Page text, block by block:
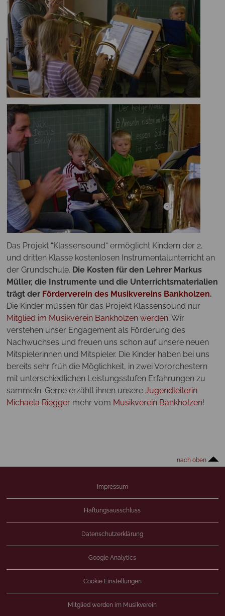
Das Projekt “Klassensound“ ermöglicht Kindern der 2.
und dritten Klasse kostenlosen Instrumentalunterricht an
der Grundschule. Die Kosten für den Lehrer Markus
Müller, die Instrumente und die Unterrichtsmaterialien
trägt der Förderverein des Musikvereins Bankholzen.
Die Kinder müssen für das Projekt Klassensound nur
Mitglied im Musikverein Bankholzen werden. Wir
verstehen unser Engagement als Förderung des
Nachwuchses und freuen uns schon auf unsere neuen
Mitspielerinnen und Mitspieler. Die Kinder haben bei uns
bereits sehr früh die Möglichkeit, in zwei Vororchestern
mit unterschiedlichen Leistungsstufen Erfahrungen zu
sammeln. Gerne erzählt ihnen unsereJugendleiterin
Michaela Riegger mehr vom Musikverein Bankholzen!
nach oben
Impressum
Haftungsausschluss
Datenschutzerklärung
Google Analytics
Cookie Einstellungen
Mitglied werden im Musikverein